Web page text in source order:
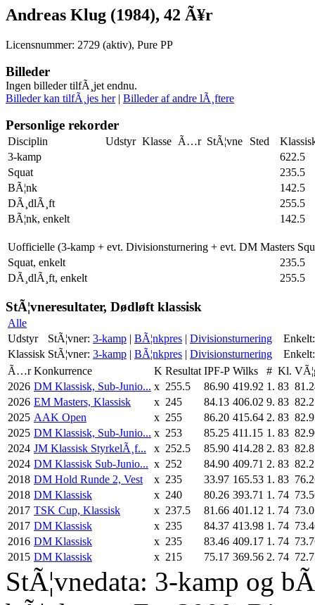
Andreas Klug (1984), 42 Ã¥r
Licensnummer: 2729 (aktiv), Pure PP
Billeder
Ingen billeder tilfÃ¸jet endnu.
Billeder kan tilfÃ¸jes her| Billeder af andre lÃ¸ftere
Personlige rekorder
Disciplin Udstyr Klasse Ã…r StÃ¦vne Sted
3-kamp
622.5
Squat
235.5
BÃ¦nk
142.5
DÃ¸dlÃ¸ft
255.5
BÃ¦nk, enkelt
142.5
Uofficielle (3-kamp + evt. Divisionsturnering + evt. DM Masters
Squat, enkelt
235.5
DÃ¸dlÃ¸ft, enkelt
255.5
StÃ¦vneresultater, Dødløft klassisk
Alle
Udstyr
StÃ¦vner: 3-kamp | BÃ¦nkpres | Divisionsturnering
Enkelt:
Klassisk StÃ¦vner: 3-kamp | BÃ¦nkpres | Divisionsturnering
Enkelt:
Ã…r Konkurrence K Resultat IPF-P Wilks # Kl.
2026 DM Klassisk, Sub-Junio... x 255.5 86.90 419.92 1. 83
2026 EM Masters, Klassisk x 245 84.13 406.02 9. 83
2025 AAK Open x 255 86.20 415.64 2. 83
2025 DM Klassisk, Sub-Junio... x 253 85.25 411.15 1. 83
2024 JM Klassisk StyrkelÃ¸f... x 252.5 85.90 414.28 2. 83
2024 DM Klassisk Sub-Junio... x 252 84.90 409.71 2. 83
2018 DM Hold Runde 2, Vest x 235 33.97 165.53 1. 83
2018 DM Klassisk x 240 80.26 393.71 1. 74
2017 TSK Cup, Klassisk x 237.5 81.66 401.12 1. 74
2017 DM Klassisk x 235 84.37 413.98 1. 74
2016 DM Klassisk x 235 83.46 409.17 1. 74
2015 DM Klassisk x 215 75.17 369.56 2. 74
StÃ¦vnedata: 3-kamp og